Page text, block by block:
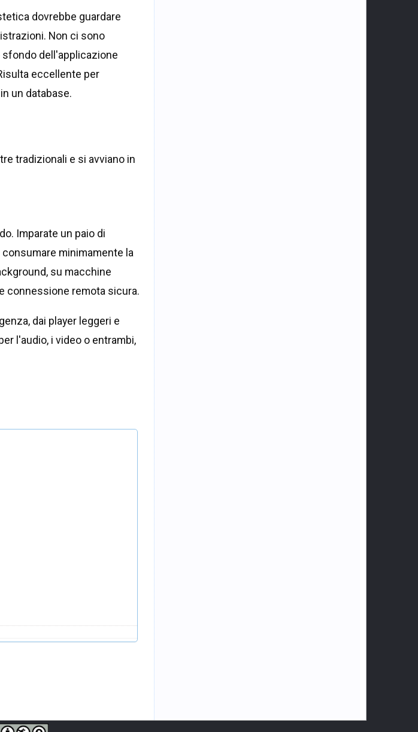
dovrebbe guardare
Non ci sono
sfondo dell'applicazione
eccellente per
un database.
tradizionali e si avviano in
Imparate un paio di
minimamente la
su macchine
connessione remota sicura.
dai player leggeri e
l'audio, i video o entrambi,